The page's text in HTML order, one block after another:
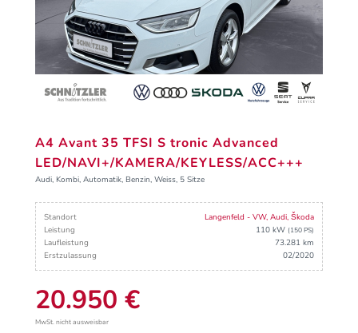
A4 Avant 35 TFSI S tronic Advanced
LED/NAVI+/KAMERA/KEYLESS/ACC+++
Audi, Kombi, Automatik, Benzin, Weiss, 5 Sitze
Standort
Langenfeld - VW, Audi, Škoda
Leistung
110 kW (150 PS)
Laufleistung
73.281 km
Erstzulassung
02/2020
20.950 €
MwSt. nicht ausweisbar